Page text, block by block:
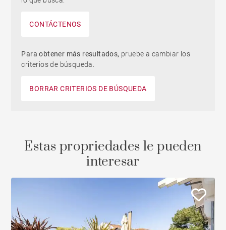
CONTÁCTENOS
Para obtener más resultados, pruebe a cambiar los
criterios de búsqueda.
BORRAR CRITERIOS DE BÚSQUEDA
Estas propriedades le pueden
interesar